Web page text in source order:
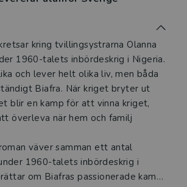
kring tvillingsystrarna Olanna
1960-talets inbördeskrig i Nigeria.
och lever helt olika liv, men båda
Biafra. När kriget bryter ut
blir en kamp för att vinna kriget,
överleva när hem och familj
väver samman ett antal
1960-talets inbördeskrig i
om Biafras passionerade kamp